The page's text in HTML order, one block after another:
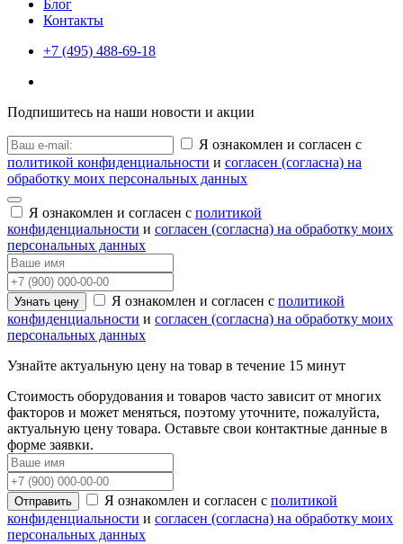
Блог
Контакты
+7 (495) 488-69-18
Подпишитесь на наши новости и акции
Я ознакомлен и согласен с
политикой конфиденциальности и согласен (согласна) на
обработку моих персональных данных
Я ознакомлен и согласен с политикой
конфиденциальности и согласен (согласна) на обработку моих
персональных данных
Узнать цену Я ознакомлен и согласен с политикой
конфиденциальности и согласен (согласна) на обработку моих
персональных данных
Узнайте актуальную цену на товар в течение 15 минут
Стоимость оборудования и товаров часто зависит от многих
факторов и может меняться, поэтому уточните, пожалуйста,
актуальную цену товара. Оставьте свои контактные данные в
форме заявки.
Отправить Я ознакомлен и согласен с политикой
конфиденциальности и согласен (согласна) на обработку моих
персональных данных